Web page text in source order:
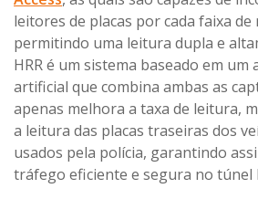
leitores de placas por cada faixa de
permitindo uma leitura dupla e
HRR é um sistema baseado em
artificial que combina ambas as
apenas melhora a taxa de leitura,
a leitura das placas traseiras dos
usados pela polícia, garantindo
tráfego eficiente e segura no túnel